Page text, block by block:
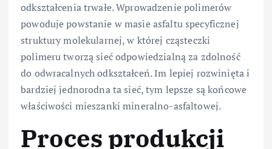
odkształcenia trwałe. Wprowadzenie polimerów
powoduje powstanie w masie asfaltu specyficznej
struktury molekularnej, w której cząsteczki
polimeru tworzą sieć odpowiedzialną za zdolność
do odwracalnych odkształceń. Im lepiej rozwinięta i
bardziej jednorodna ta sieć, tym lepsze są końcowe
właściwości mieszanki mineralno-asfaltowej.
Proces produkcji